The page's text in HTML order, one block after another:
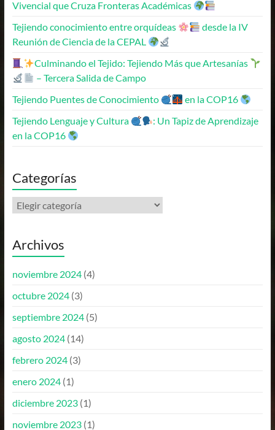
Vivencial que Cruza Fronteras Académicas
Tejiendo conocimiento entre orquídeas
desde la IV
Reunión de Ciencia de la CEPAL
Culminando el Tejido: Tejiendo Más que Artesanías
– Tercera Salida de Campo
Tejiendo Puentes de Conocimiento
en la COP16
Tejiendo Lenguaje y Cultura
: Un Tapiz de Aprendizaje
en la COP16
Categorías
Archivos
noviembre 2024(4)
octubre 2024(3)
septiembre 2024(5)
agosto 2024(14)
febrero 2024(3)
enero 2024(1)
diciembre 2023(1)
noviembre 2023(1)